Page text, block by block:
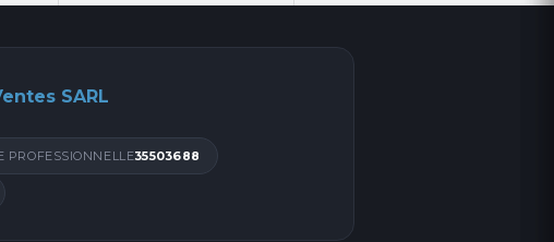
SARL
PROFESSIONNELLE35503688